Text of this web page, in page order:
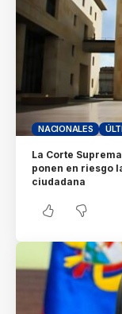
NACIONALES
La Corte
ponen en riesgo
ciudadana